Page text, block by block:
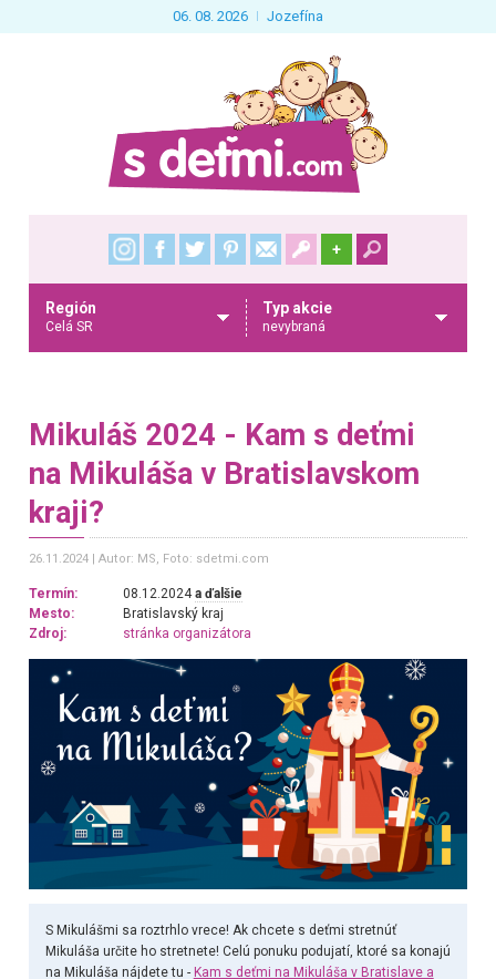
06. 08. 2026 Jozefína
+
Región
Celá SR
Typ akcie
nevybraná
Mikuláš 2024 - Kam s deťmi
na Mikuláša v Bratislavskom
kraji?
26.11.2024 Autor: MS, Foto: sdetmi.com
Termín: 08.12.2024a ďalšie
Mesto:
Bratislavský kraj
Zdroj:
stránka organizátora
S Mikulášmi sa roztrhlo vrece! Ak chcete s deťmi stretnúť
Mikuláša určite ho stretnete! Celú ponuku podujatí, ktoré sa konajú
na Mikuláša nájdete tu - Kam s deťmi na Mikuláša v Bratislave a